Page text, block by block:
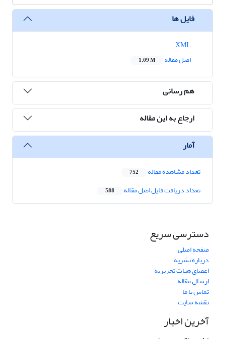
فایل ها
اصل مقاله
1.09 M
هم رسانی
ارجاع به این مقاله
آمار
تعداد مشاهده مقاله 752
تعداد دریافت فایل اصل مقاله 588
دسترسی سریع
صفحه اصلی
درباره نشریه
اعضای هیات تحریریه
ارسال مقاله
تماس با ما
نقشه سایت
آخرین اخبار